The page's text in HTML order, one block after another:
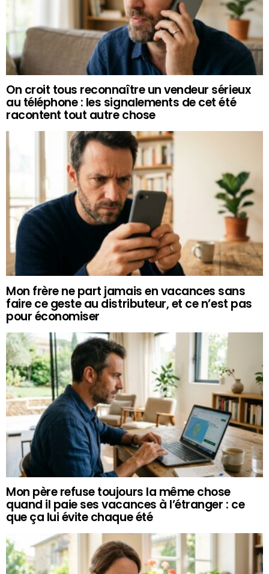
On croit tous reconnaître un vendeur sérieux
au téléphone : les signalements de cet été
racontent tout autre chose
Mon frère ne part jamais en vacances sans
faire ce geste au distributeur, et ce n’est pas
pour économiser
Mon père refuse toujours la même chose
quand il paie ses vacances à l’étranger : ce
que ça lui évite chaque été